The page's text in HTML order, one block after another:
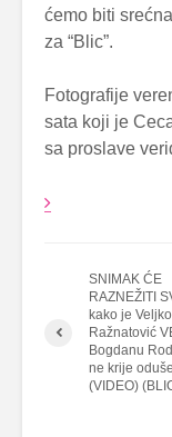
ćemo biti
za “Blic”.
Fotografije
sata koji je
sa proslave
SNIMAK ĆE
RAZNEŽITI
kako je Veljko
Ražnatović
Bogdanu
ne krije
(VIDEO)